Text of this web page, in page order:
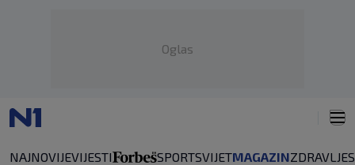
Oglas
NAJNOVIJEVIJESTI SPORTSVIJETMAGAZINZDRAVLJE